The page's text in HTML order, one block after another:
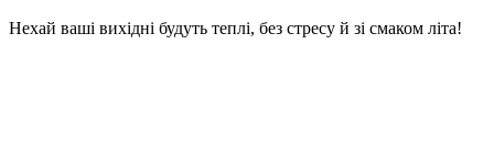
Нехай ваші вихідні будуть теплі, без стресу й зі смаком літа!